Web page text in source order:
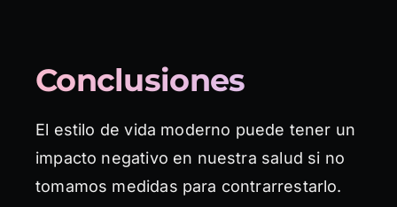
Conclusiones
El estilo de vida moderno puede tener un
impacto negativo en nuestra salud si no
tomamos medidas para contrarrestarlo.